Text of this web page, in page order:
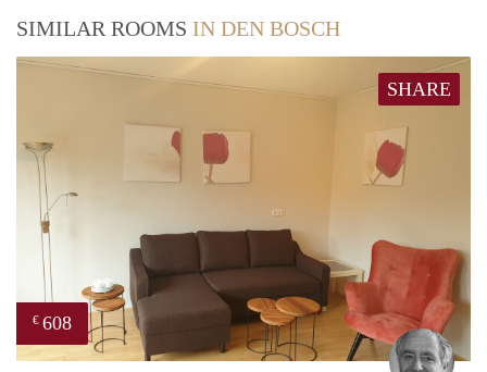
SIMILAR ROOMS IN DEN BOSCH
SHARE
€ 608